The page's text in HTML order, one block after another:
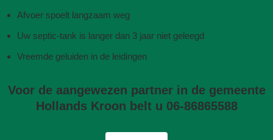
Afvoer spoelt langzaam weg
Uw septic-tank is langer dan 3 jaar niet geleegd
Vreemde geluiden in de leidingen
Voor de aangewezen partner in de gemeente
Hollands Kroon belt u 06-86865588